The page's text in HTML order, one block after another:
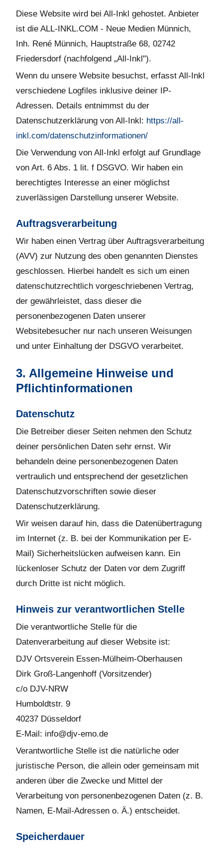
Diese Website wird bei All-Inkl gehostet. Anbieter
ist die ALL-INKL.COM - Neue Medien Münnich,
Inh. René Münnich, Hauptstraße 68, 02742
Friedersdorf (nachfolgend „All-Inkl").
Wenn du unsere Website besuchst, erfasst All-Inkl
verschiedene Logfiles inklusive deiner IP-
Adressen. Details entnimmst du der
Datenschutzerklärung von All-Inkl: https://all-
inkl.com/datenschutzinformationen/
Die Verwendung von All-Inkl erfolgt auf Grundlage
von Art. 6 Abs. 1 lit. f DSGVO. Wir haben ein
berechtigtes Interesse an einer möglichst
zuverlässigen Darstellung unserer Website.
Auftragsverarbeitung
Wir haben einen Vertrag über Auftragsverarbeitung
(AVV) zur Nutzung des oben genannten Dienstes
geschlossen. Hierbei handelt es sich um einen
datenschutzrechtlich vorgeschriebenen Vertrag,
der gewährleistet, dass dieser die
personenbezogenen Daten unserer
Websitebesucher nur nach unseren Weisungen
und unter Einhaltung der DSGVO verarbeitet.
3. Allgemeine Hinweise und
Pflichtinformationen
Datenschutz
Die Betreiber dieser Seiten nehmen den Schutz
deiner persönlichen Daten sehr ernst. Wir
behandeln deine personenbezogenen Daten
vertraulich und entsprechend der gesetzlichen
Datenschutzvorschriften sowie dieser
Datenschutzerklärung.
Wir weisen darauf hin, dass die Datenübertragung
im Internet (z. B. bei der Kommunikation per E-
Mail) Sicherheitslücken aufweisen kann. Ein
lückenloser Schutz der Daten vor dem Zugriff
durch Dritte ist nicht möglich.
Hinweis zur verantwortlichen Stelle
Die verantwortliche Stelle für die
Datenverarbeitung auf dieser Website ist:
DJV Ortsverein Essen-Mülheim-Oberhausen
Dirk Groß-Langenhoff (Vorsitzender)
c/o DJV-NRW
Humboldtstr. 9
40237 Düsseldorf
E-Mail: info@djv-emo.de
Verantwortliche Stelle ist die natürliche oder
juristische Person, die allein oder gemeinsam mit
anderen über die Zwecke und Mittel der
Verarbeitung von personenbezogenen Daten (z. B.
Namen, E-Mail-Adressen o. Ä.) entscheidet.
Speicherdauer